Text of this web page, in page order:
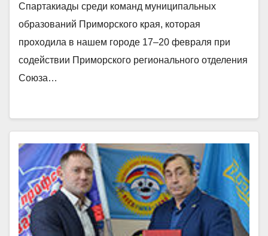
Спартакиады среди команд муниципальных
образований Приморского края, которая
проходила в нашем городе 17–20 февраля при
содействии Приморского регионального отделения
Союза…